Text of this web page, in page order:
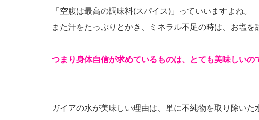
「空腹は最高の調味料(スパイス)」っていいますよね。
また汗をたっぷりとかき、ミネラル不足の時は、お塩を
つまり身体自信が求めているものは、とても美味しいの
ガイアの水が美味しい理由は、単に不純物を取り除いた